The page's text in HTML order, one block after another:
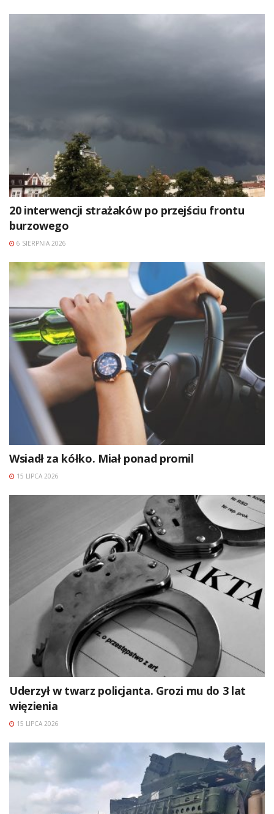
20 interwencji strażaków po przejściu frontu
burzowego
6 SIERPNIA 2026
Wsiadł za kółko. Miał ponad promil
15 LIPCA 2026
Uderzył w twarz policjanta. Grozi mu do 3 lat
więzienia
15 LIPCA 2026